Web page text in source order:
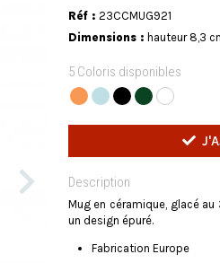
Réf : 23CCMUG921
Dimensions : hauteur 8,3
5 Coloris disponibles
Description
Mug en céramique, glacé
un design épuré.
Fabrication Europe